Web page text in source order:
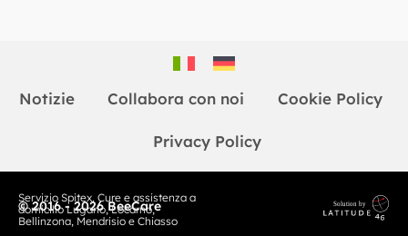
Notizie Collabora con noi Cookie Policy
Privacy Policy
© 2016 - 2026 BeeCare
Servizio Spitex. Cure e assistenza a
domicilio Lugano, Locarno,
Bellinzona, Mendrisio e Chiasso